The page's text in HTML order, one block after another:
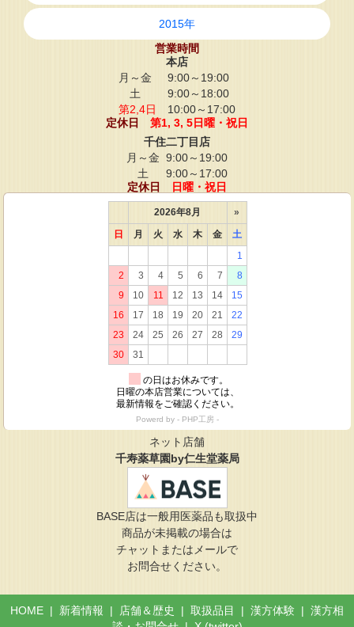
2015年
営業時間
本店
月～金
9:00～19:00
土
9:00～18:00
第2,4日 10:00～17:00
定休日
第1, 3, 5日曜・祝日
千住二丁目店
月～金 9:00～19:00
土
9:00～17:00
定休日
日曜・祝日
ネット店舗
千寿薬草園by仁生堂薬局
BASE店は一般用医薬品も取扱中
商品が未掲載の場合は
チャットまたはメールで
お問合せください。
HOME | 新着情報 | 店舗＆歴史 | 取扱品目 | 漢方体験 | 漢方相